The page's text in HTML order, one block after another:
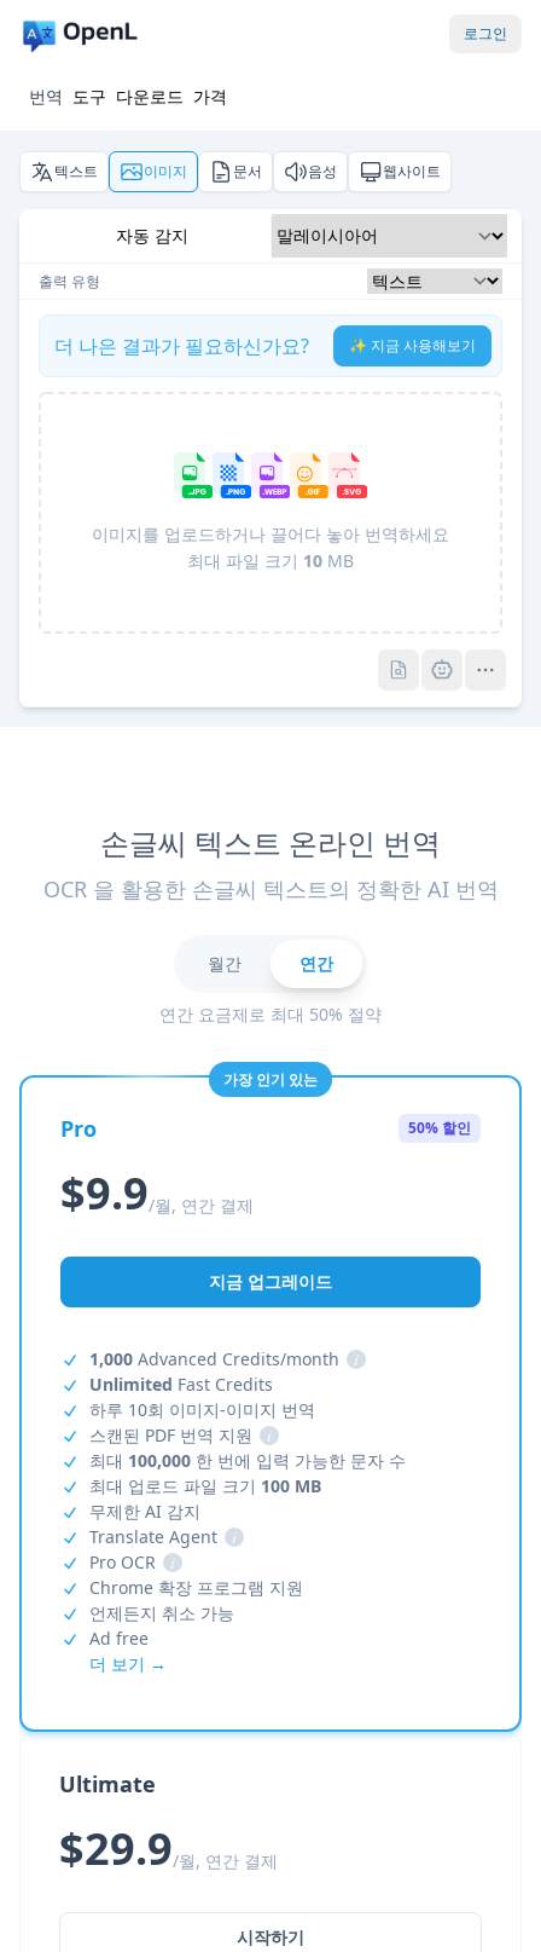
로그인
번역 도구 다운로드 가격
텍스트 이미지 문서 음성 웹사이트
자동 감지
출력 유형
더 나은 결과가 필요하신가요? ✨ 지금 사용해보기
이미지를 업로드하거나 끌어다 놓아 번역하세요
최대 파일 크기 10 MB
손글씨 텍스트 온라인 번역
OCR 을 활용한 손글씨 텍스트의 정확한 AI 번역
월간 연간
연간 요금제로 최대 50% 절약
가장 인기 있는
Pro 50% 할인
$9.9/월, 연간 결제
지금 업그레이드
1,000 Advanced Credits/month
i
Unlimited Fast Credits
하루 10회 이미지-이미지 번역
스캔된 PDF 번역 지원
i
최대 100,000 한 번에 입력 가능한 문자 수
최대 업로드 파일 크기 100 MB
무제한 AI 감지
Translate Agent
i
Pro OCR
i
Chrome 확장 프로그램 지원
언제든지 취소 가능
Ad free
더 보기 →
Ultimate
$29.9/월, 연간 결제
시작하기